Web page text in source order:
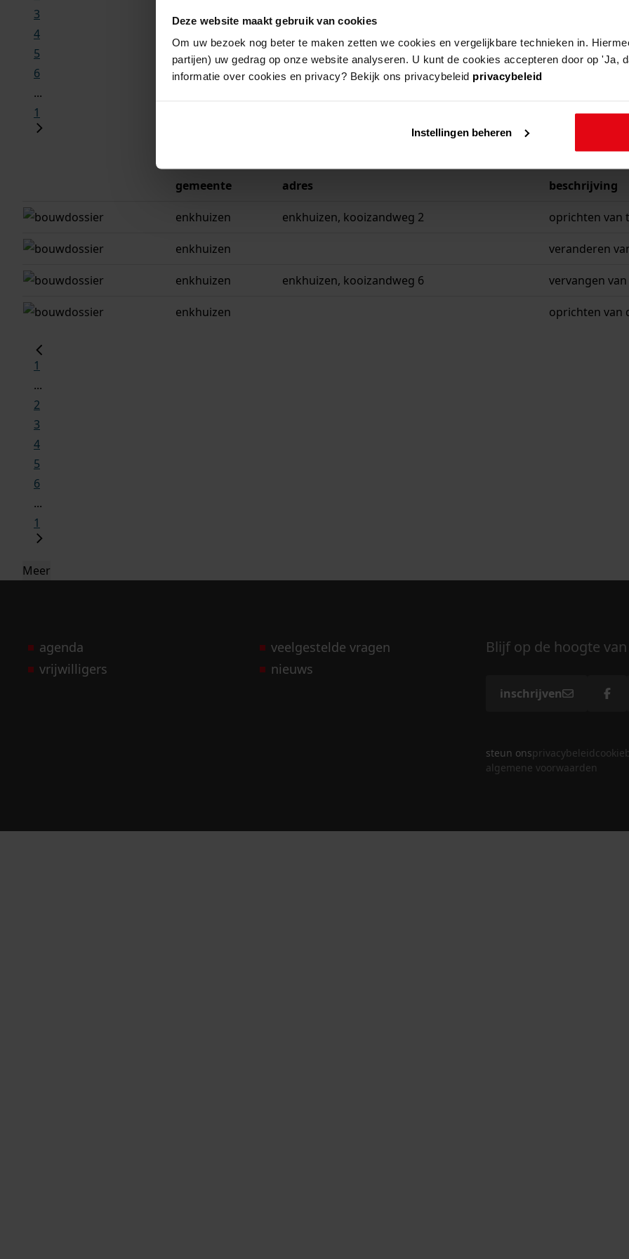
Deze website maakt gebruik van cookies
Om uw bezoek nog beter te maken zetten we cookies en vergelijkbare technieken in.
partijen) uw gedrag op onze website analyseren. U kunt de cookies accepteren door op 'Ja,
informatie over cookies en privacy? Bekijk ons privacybeleid privacybeleid
Instellingen beheren
3
4
5
6
...
1
gemeente adres beschrijving
enkhuizen enkhuizen, kooizandweg 2 oprichten van
enkhuizen veranderen
enkhuizen enkhuizen, kooizandweg 6 vervangen
enkhuizen oprichten van
1
...
2
3
4
5
6
...
1
Meer
agenda
vrijwilligers
veelgestelde vragen
nieuws
Blijf op de hoogte
inschrijven
steun onsprivacybeleid
algemene voorwaarden